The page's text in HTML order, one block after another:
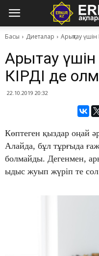
Басы Диеталар Арықтау
Арықтау
КІРДІ де
22.10.2019 20:32
Көптеген қыздар оңай
Алайда, бұл тұрғыда
болмайды. Дегенмен,
ыдыс жуып жүріп те сол